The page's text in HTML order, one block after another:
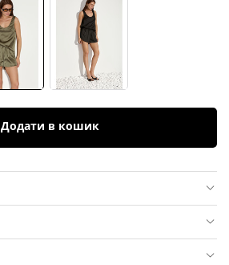
Додати в кошик